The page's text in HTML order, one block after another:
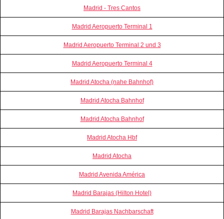
Madrid - Tres Cantos
Madrid Aeropuerto Terminal 1
Madrid Aeropuerto Terminal 2 und 3
Madrid Aeropuerto Terminal 4
Madrid Atocha (nahe Bahnhof)
Madrid Atocha Bahnhof
Madrid Atocha Bahnhof
Madrid Atocha Hbf
Madrid Atocha
Madrid Avenida América
Madrid Barajas (Hilton Hotel)
Madrid Barajas Nachbarschaft